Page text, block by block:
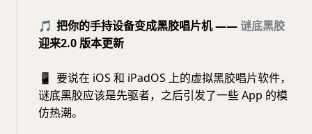
🎵 把你的手持设备变成黑胶唱片机 ——谜底黑胶
迎来2.0 版本更新
📱 要说在 iOS 和 iPadOS 上的虚拟黑胶唱片软件，
谜底黑胶应该是先驱者，之后引发了一些 App 的模
仿热潮。